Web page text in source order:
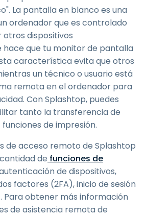
La pantalla en blanco es una
ordenador que es controlado
dispositivos
que tu monitor de pantalla
característica evita que otros
un técnico o usuario está
remota en el ordenador para
Con Splashtop, puedes
tanto la transferencia de
de impresión.
de acceso remoto de Splashtop
de funciones de
de dispositivos,
factores (2FA), inicio de sesión
Para obtener más información
de asistencia remota de